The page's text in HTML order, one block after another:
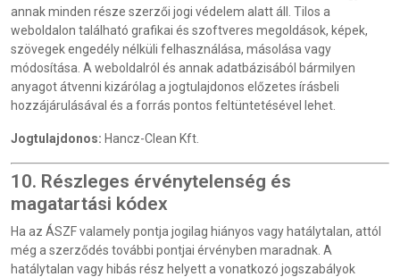
annak minden része szerzői jogi védelem alatt áll. Tilos a
weboldalon található grafikai és szoftveres megoldások, képek,
szövegek engedély nélküli felhasználása, másolása vagy
módosítása. A weboldalról és annak adatbázisából bármilyen
anyagot átvenni kizárólag a jogtulajdonos előzetes írásbeli
hozzájárulásával és a forrás pontos feltüntetésével lehet.
Jogtulajdonos: Hancz-Clean Kft.
10. Részleges érvénytelenség és
magatartási kódex
Ha az ÁSZF valamely pontja jogilag hiányos vagy hatálytalan, attól
még a szerződés további pontjai érvényben maradnak. A
hatálytalan vagy hibás rész helyett a vonatkozó jogszabályok